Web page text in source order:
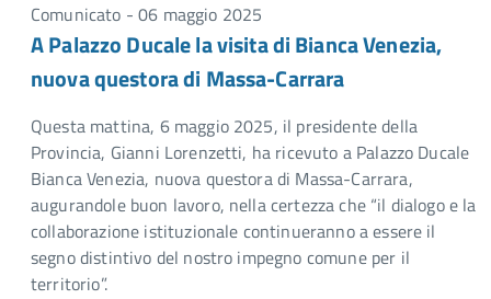
Comunicato - 06 maggio 2025
A Palazzo Ducale la visita di Bianca Venezia,
nuova questora di Massa-Carrara
Questa mattina, 6 maggio 2025, il presidente della
Provincia, Gianni Lorenzetti, ha ricevuto a Palazzo Ducale
Bianca Venezia, nuova questora di Massa-Carrara,
augurandole buon lavoro, nella certezza che “il dialogo e la
collaborazione istituzionale continueranno a essere il
segno distintivo del nostro impegno comune per il
territorio”.